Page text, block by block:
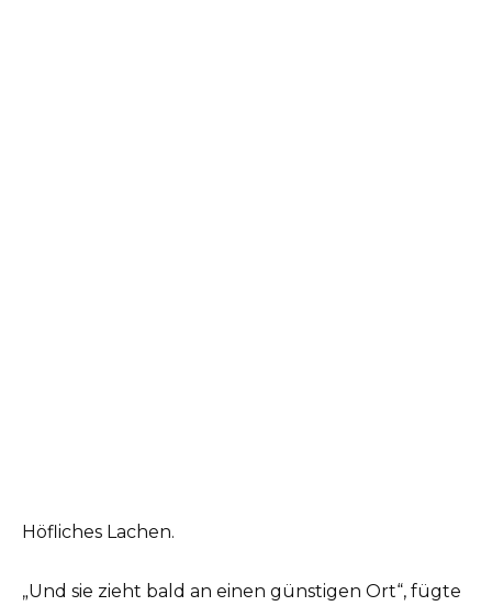
Höfliches Lachen.
„Und sie zieht bald an einen günstigen Ort“, fügte